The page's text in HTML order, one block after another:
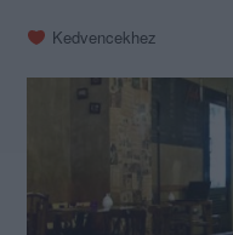
Kedvencekhez